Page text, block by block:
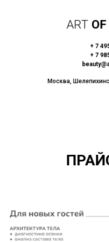
ART
+ 7
+ 7
Москва,